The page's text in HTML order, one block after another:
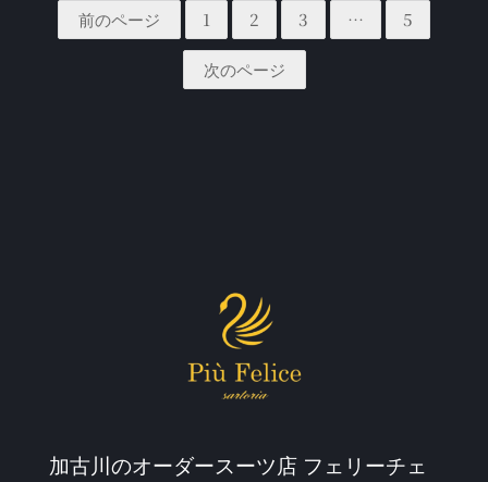
前のページ 1 2 3 … 5
次のページ
加古川のオーダースーツ店 フェリーチェ